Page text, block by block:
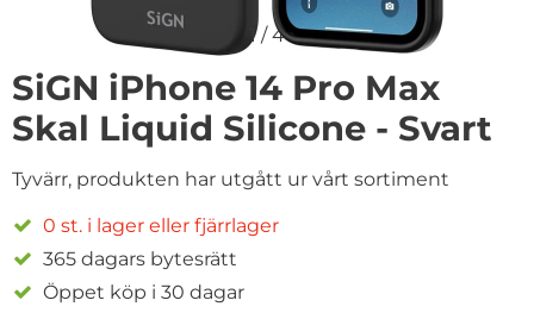
1/4
SiGN iPhone 14 Pro Max
Skal Liquid Silicone - Svart
Tyvärr, produkten har utgått ur vårt sortiment
0 st. i lager eller fjärrlager
365 dagars bytesrätt
Öppet köp i 30 dagar